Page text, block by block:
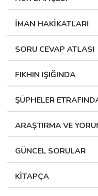
İMAN HAKİKATLARI
SORU CEVAP ATLASI
FIKHIN IŞIĞINDA
ŞÜPHELER
ARAŞTIRMA VE
GÜNCEL SORULAR
KİTAPÇA